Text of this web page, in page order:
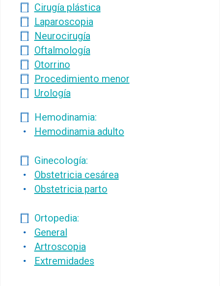
Cirugía plástica
Laparoscopia
Neurocirugía
Oftalmología
Otorrino
Procedimiento menor
Urología
Hemodinamia:
Hemodinamia adulto
Ginecología:
Obstetricia cesárea
Obstetricia parto
Ortopedia:
General
Artroscopia
Extremidades